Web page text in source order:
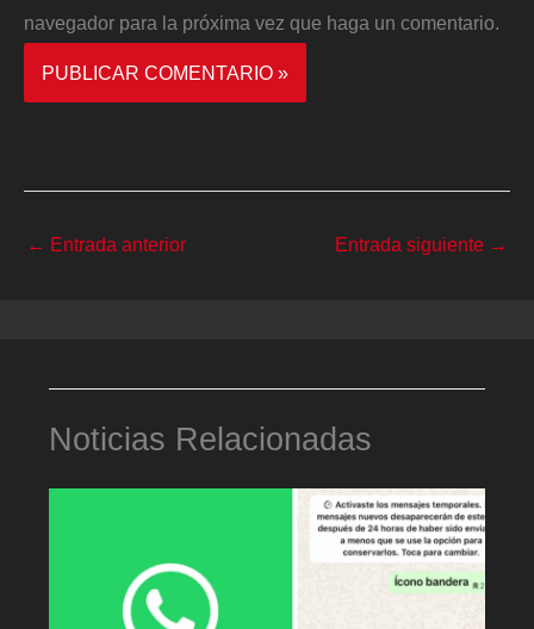
navegador para la próxima vez que haga un comentario.
← Entrada anterior Entrada siguiente →
Noticias Relacionadas